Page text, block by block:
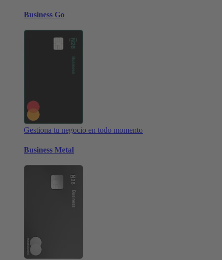
Business Go
Gestiona tu negocio en todo momento
Business Metal